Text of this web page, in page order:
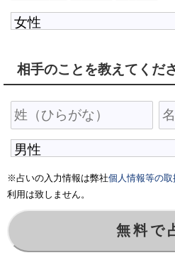
相手のことを教えてくだ
※占いの入力情報は弊社個人情報等の
利用は致しません。